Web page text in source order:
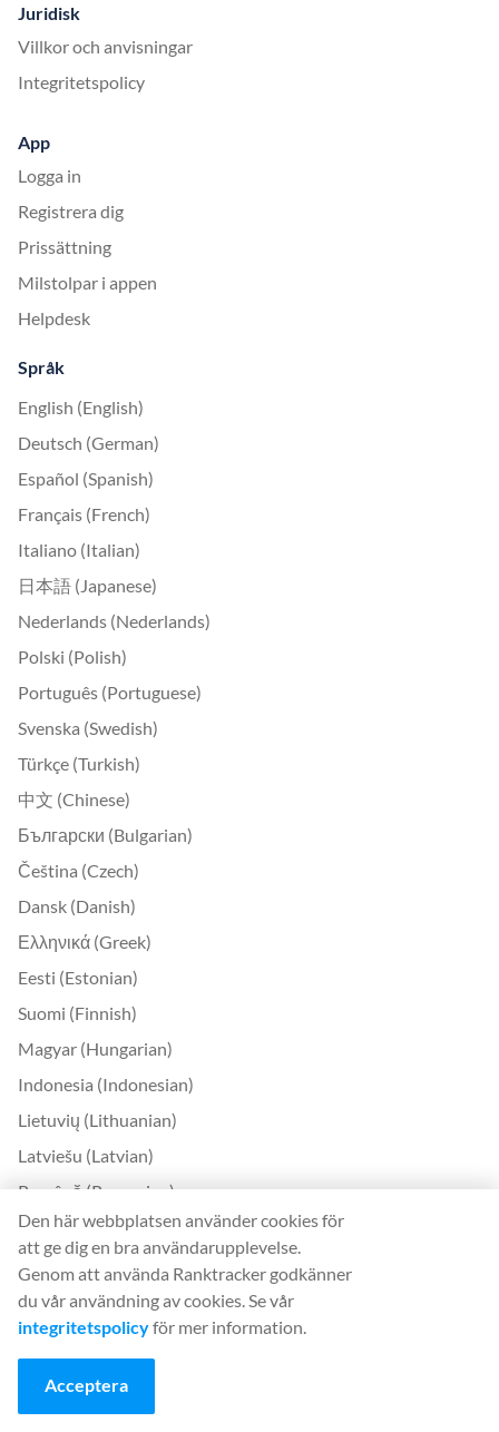
Juridisk
Villkor och anvisningar
Integritetspolicy
App
Logga in
Registrera dig
Prissättning
Milstolpar i appen
Helpdesk
Språk
English (English)
Deutsch (German)
Español (Spanish)
Français (French)
Italiano (Italian)
日本語 (Japanese)
Nederlands (Nederlands)
Polski (Polish)
Português (Portuguese)
Svenska (Swedish)
Türkçe (Turkish)
中文 (Chinese)
Български (Bulgarian)
Čeština (Czech)
Dansk (Danish)
Ελληνικά (Greek)
Eesti (Estonian)
Suomi (Finnish)
Magyar (Hungarian)
Indonesia (Indonesian)
Lietuvių (Lithuanian)
Latviešu (Latvian)
Română (Romanian)
Slovenčina (Slovak)
Slovenščina (Slovenian)
Українська (Ukrainian)
한국어 (Korean)
Den här webbplatsen använder cookies för
att ge dig en bra användarupplevelse.
Genom att använda Ranktracker godkänner
du vår användning av cookies. Se vår
integritetspolicyför mer information.
Acceptera